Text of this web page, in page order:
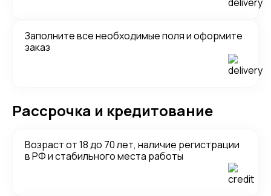
Заполните все необходимые поля и оформите
заказ
Рассрочка и кредитование
Возраст от 18 до 70 лет, наличие регистрации
в РФ и стабильного места работы